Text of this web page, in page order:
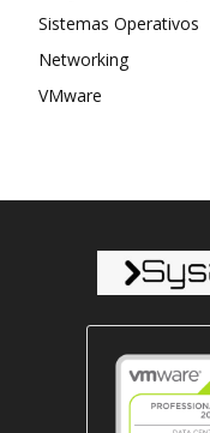
Sistemas Operativos
Networking
VMware